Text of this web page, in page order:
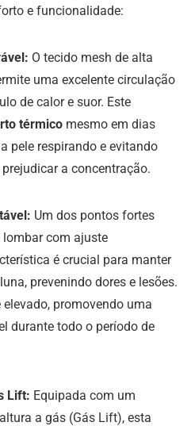
e funcionalidade:
O tecido mesh de alta
uma excelente circulação
de calor e suor. Este
térmico mesmo em dias
pele respirando e evitando
a concentração.
Um dos pontos fortes
lombar com ajuste
é crucial para manter
prevenindo dores e lesões.
elevado, promovendo uma
durante todo o período de
Lift: Equipada com um
a gás (Gás Lift), esta